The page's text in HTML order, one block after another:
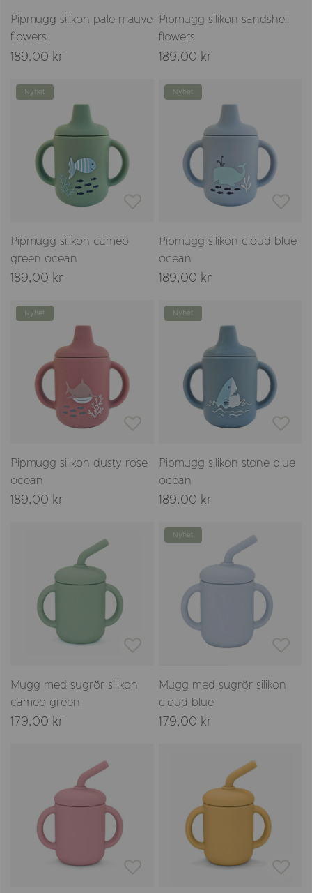
Pipmugg silikon pale mauve
flowers
189,00 kr
Pipmugg silikon sandshell
flowers
189,00 kr
Nyhet
Pipmugg silikon cameo
green ocean
189,00 kr
Nyhet
Pipmugg silikon cloud blue
ocean
189,00 kr
Nyhet
Pipmugg silikon dusty rose
ocean
189,00 kr
Nyhet
Pipmugg silikon stone blue
ocean
189,00 kr
Mugg med sugrör silikon
cameo green
179,00 kr
Nyhet
Mugg med sugrör silikon
cloud blue
179,00 kr